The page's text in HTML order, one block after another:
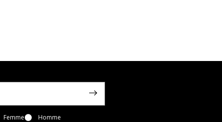
Femme
Homme